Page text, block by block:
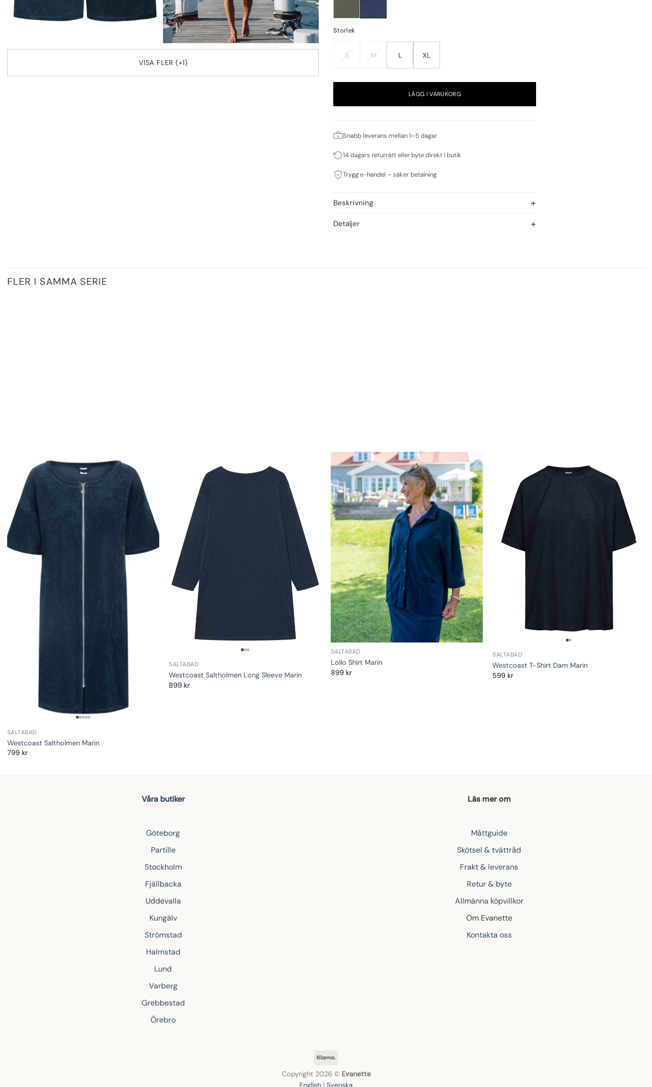
VISA FLER (+1)
Storlek
S M L XL
LÄGG I VARUKORG
Snabb leverans mellan 1–5 dagar
14 dagars returrätt eller byte direkt i butik
Trygg e-handel – säker betalning
Beskrivning
Detaljer
FLER I SAMMA SERIE
SALTABAD
Westcoast Saltholmen Marin
799 kr
SALTABAD
Westcoast Saltholmen Long Sleeve Marin
899 kr
SALTABAD
Lollo Shirt Marin
899 kr
SALTABAD
Westcoast T-Shirt Dam Marin
599 kr
Våra butiker
Göteborg
Partille
Stockholm
Fjällbacka
Uddevalla
Kungälv
Strömstad
Halmstad
Lund
Varberg
Grebbestad
Örebro
Läs mer om
Måttguide
Skötsel & tvättråd
Frakt & leverans
Retur & byte
Allmänna köpvillkor
Om Evanette
Kontakta oss
Klarna
Copyright 2026 © Evanette
English | Svenska